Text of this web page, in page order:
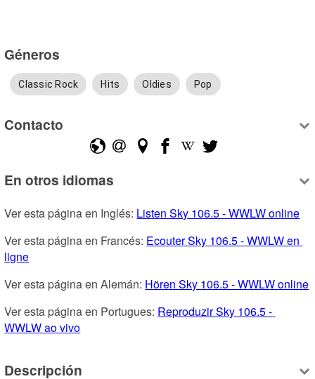
Géneros
Classic Rock Hits Oldies Pop
Contacto
En otros idiomas
Ver esta página en Inglés: Listen Sky 106.5 - WWLW online
Ver esta página en Francés: Ecouter Sky 106.5 - WWLW en
ligne
Ver esta página en Alemán: Hören Sky 106.5 - WWLW online
Ver esta página en Portugues: Reproduzir Sky 106.5 -
WWLW ao vivo
Descripción